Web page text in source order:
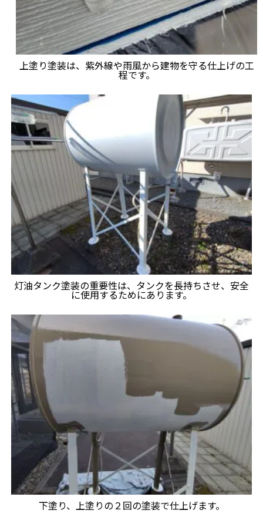
上塗り塗装は、紫外線や雨風から建物を守る仕上げの工
程です。
灯油タンク塗装の重要性は、タンクを長持ちさせ、安全
に使用するためにあります。
下塗り、上塗りの２回の塗装で仕上げます。